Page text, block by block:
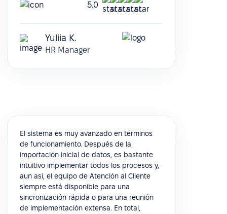
5.0
Yuliia K.
HR Manager
El sistema es muy avanzado en términos
de funcionamiento. Después de la
importación inicial de datos, es bastante
intuitivo implementar todos los procesos y,
aun así, el equipo de Atención al Cliente
siempre está disponible para una
sincronización rápida o para una reunión
de implementación extensa. En total,